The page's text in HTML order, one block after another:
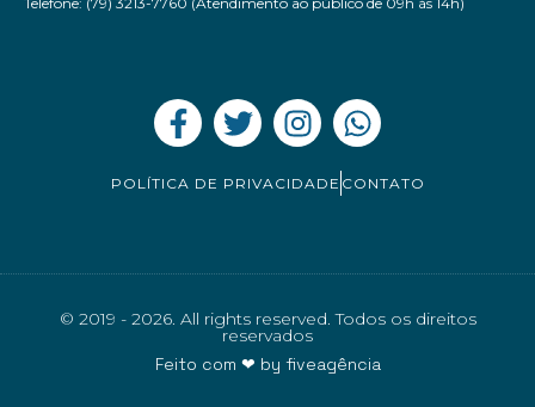
POLÍTICA DE PRIVACIDADE CONTATO
© 2019 - 2026. All rights reserved. Todos os direitos
reservados
Feito com ❤ by fiveagência